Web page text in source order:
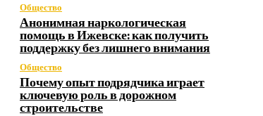
Общество
Анонимная наркологическая
помощь в Ижевске: как получить
поддержку без лишнего внимания
Общество
Почему опыт подрядчика играет
ключевую роль в дорожном
строительстве